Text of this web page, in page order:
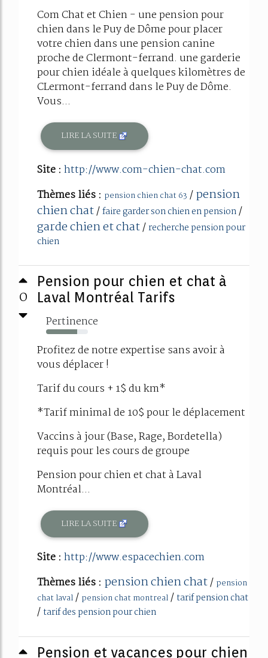
Com Chat et Chien - une pension pour
chien dans le Puy de Dôme pour placer
votre chien dans une pension canine
proche de Clermont-ferrand. une garderie
pour chien idéale à quelques kilomètres de
CLermont-ferrand dans le Puy de Dôme.
Vous...
LIRE LA SUITE
Site : http://www.com-chien-chat.com
Thèmes liés : pension chien chat 63 /pension
chien chat/faire garder son chien en pension/
garde chien et chat/recherche pension pour
chien
0
Pension pour chien et chat à
Laval Montréal Tarifs
Pertinence
74%
Profitez de notre expertise sans avoir à
vous déplacer !
Tarif du cours + 1$ du km*
*Tarif minimal de 10$ pour le déplacement
Vaccins à jour (Base, Rage, Bordetella)
requis pour les cours de groupe
Pension pour chien et chat à Laval
Montréal...
LIRE LA SUITE
Site : http://www.espacechien.com
Thèmes liés : pension chien chat/ pension
chat laval/ pension chat montreal/ tarif pension chat
/ tarif des pension pour chien
Pension et vacances pour chien